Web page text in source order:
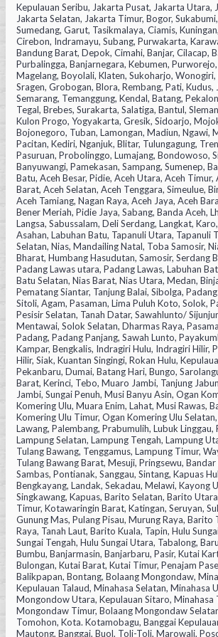
Kepulauan Seribu, Jakarta Pusat, Jakarta Utara,
Jakarta Selatan, Jakarta Timur, Bogor,
Sumedang, Garut, Tasikmalaya, Ciamis,
Cirebon, Indramayu, Subang, Purwakarta,
Bandung Barat, Depok, Cimahi, Banjar, Cilacap,
Purbalingga, Banjarnegara, Kebumen,
Magelang, Boyolali, Klaten, Sukoharjo, Wonogiri,
Sragen, Grobogan, Blora, Rembang, Pati, Kudus,
Semarang, Temanggung, Kendal, Batang,
Tegal, Brebes, Surakarta, Salatiga, Bantul,
Kulon Progo, Yogyakarta, Gresik, Sidoarjo,
Bojonegoro, Tuban, Lamongan, Madiun, Ngawi,
Pacitan, Kediri, Nganjuk, Blitar, Tulungagung,
Pasuruan, Probolinggo, Lumajang, Bondowoso,
Banyuwangi, Pamekasan, Sampang, Sumenep,
Batu, Aceh Besar, Pidie, Aceh Utara, Aceh Timur,
Barat, Aceh Selatan, Aceh Tenggara, Simeulue,
Aceh Tamiang, Nagan Raya, Aceh Jaya, Aceh
Bener Meriah, Pidie Jaya, Sabang, Banda Aceh,
Langsa, Sabussalam, Deli Serdang, Langkat,
Asahan, Labuhan Batu, Tapanuli Utara, Tapanuli
Selatan, Nias, Mandailing Natal, Toba Samosir,
Bharat, Humbang Hasudutan, Samosir, Serdang
Padang Lawas utara, Padang Lawas, Labuhan
Batu Selatan, Nias Barat, Nias Utara, Medan,
Pematang Siantar, Tanjung Balai, Sibolga,
Sitoli, Agam, Pasaman, Lima Puluh Koto, Solok,
Pesisir Selatan, Tanah Datar, Sawahlunto/
Mentawai, Solok Selatan, Dharmas Raya,
Padang, Padang Panjang, Sawah Lunto,
Kampar, Bengkalis, Indragiri Hulu, Indragiri Hilir,
Hilir, Siak, Kuantan Singingi, Rokan Hulu,
Pekanbaru, Dumai, Batang Hari, Bungo,
Barat, Kerinci, Tebo, Muaro Jambi, Tanjung
Jambi, Sungai Penuh, Musi Banyu Asin, Ogan
Komering Ulu, Muara Enim, Lahat, Musi Rawas,
Komering Ulu Timur, Ogan Komering Ulu
Lawang, Palembang, Prabumulih, Lubuk Linggau,
Lampung Selatan, Lampung Tengah, Lampung
Tulang Bawang, Tenggamus, Lampung Timur,
Tulang Bawang Barat, Mesuji, Pringsewu,
Sambas, Pontianak, Sanggau, Sintang, Kapuas
Bengkayang, Landak, Sekadau, Melawi, Kayong
Singkawang, Kapuas, Barito Selatan, Barito
Timur, Kotawaringin Barat, Katingan, Seruyan,
Gunung Mas, Pulang Pisau, Murung Raya, Barito
Raya, Tanah Laut, Barito Kuala, Tapin, Hulu
Sungai Tengah, Hulu Sungai Utara, Tabalong,
Bumbu, Banjarmasin, Banjarbaru, Pasir, Kutai
Bulongan, Kutai Barat, Kutai Timur, Penajam
Balikpapan, Bontang, Bolaang Mongondaw,
Kepulauan Talaud, Minahasa Selatan, Minahasa
Mongondow Utara, Kepulauan Sitaro, Minahasa
Mongondaw Timur, Bolaang Mongondaw
Tomohon, Kota. Kotamobagu, Banggai
Mautong, Banggai, Buol, Toli-Toli, Marowali,